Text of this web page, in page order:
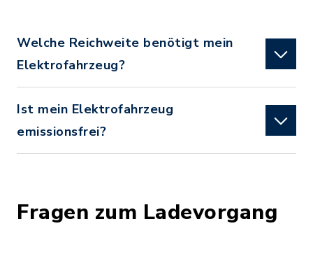
Welche Reichweite benötigt mein
Elektrofahrzeug?
Ist mein Elektrofahrzeug
emissionsfrei?
Fragen zum Ladevorgang